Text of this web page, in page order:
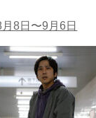
8日〜9月6日